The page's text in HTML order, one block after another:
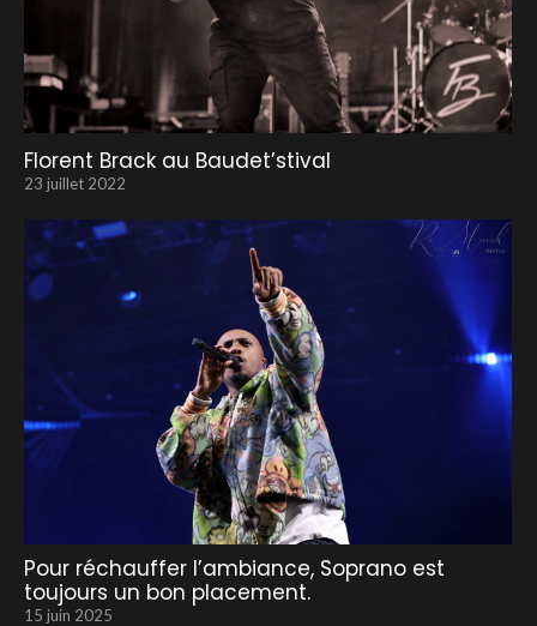
Florent Brack au Baudet’stival
23 juillet 2022
Pour réchauffer l’ambiance, Soprano est
toujours un bon placement.
15 juin 2025